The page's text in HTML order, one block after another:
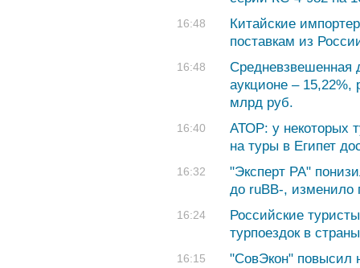
16:48
Китайские
поставкам из
16:48
Средневзвешенная
аукционе –
млрд руб.
16:40
АТОР: у некоторых
на туры в Египет
16:32
"Эксперт РА"
до ruBB-, изменило
16:24
Российские
турпоездок в
16:15
"СовЭкон" повысил